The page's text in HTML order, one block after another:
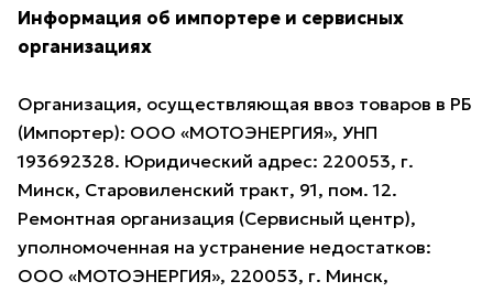
Информация об импортере и сервисных
организациях
Организация, осуществляющая ввоз товаров в РБ
(Импортер): ООО «МОТОЭНЕРГИЯ», УНП
193692328. Юридический адрес: 220053, г.
Минск, Старовиленский тракт, 91, пом. 12.
Ремонтная организация (Сервисный центр),
уполномоченная на устранение недостатков:
ООО «МОТОЭНЕРГИЯ», 220053, г. Минск,